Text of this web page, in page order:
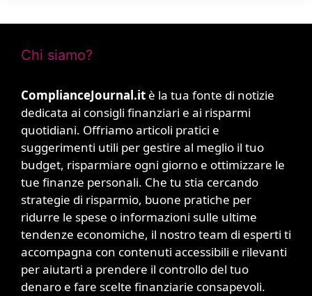
Chi siamo?
ComplianceJournal.it è la tua fonte di notizie
dedicata ai consigli finanziari e ai risparmi
quotidiani. Offriamo articoli pratici e
suggerimenti utili per gestire al meglio il tuo
budget, risparmiare ogni giorno e ottimizzare le
tue finanze personali. Che tu stia cercando
strategie di risparmio, buone pratiche per
ridurre le spese o informazioni sulle ultime
tendenze economiche, il nostro team di esperti ti
accompagna con contenuti accessibili e rilevanti
per aiutarti a prendere il controllo del tuo
denaro e fare scelte finanziarie consapevoli.